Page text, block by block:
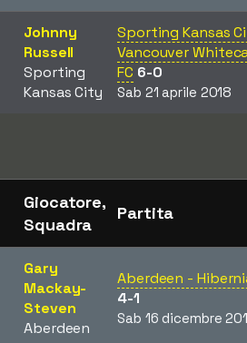
Johnny
Russell
Sporting
Kansas City
Sporting Kansas
Vancouver
FC 6-0
Sab 21 aprile 2018
Giocatore,
Squadra
Partita
Gary
Mackay-
Steven
Aberdeen
Aberdeen -
4-1
Sab 16 dicembre